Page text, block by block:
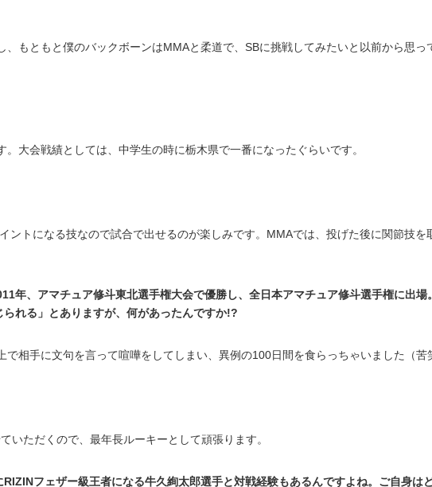
もともと僕のバックボーンはMMAと柔道で、SBに挑戦してみたいと以前から思っ
大会戦績としては、中学生の時に栃木県で一番になったぐらいです。
トになる技なので試合で出せるのが楽しみです。MMAでは、投げた後に関節技を
、アマチュア修斗東北選手権大会で優勝し、全日本アマチュア修斗選手権に出場
れる」とありますが、何があったんですか!?
相手に文句を言って喧嘩をしてしまい、異例の100日間を食らっちゃいました（苦
ただくので、最年長ルーキーとして頑張ります。
フェザー級王者になる牛久絢太郎選手と対戦経験もあるんですよね。ご自身は